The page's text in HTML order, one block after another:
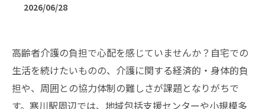
2026/06/28
高齢者介護の負担で心配を感じていませんか？自宅での
生活を続けたいものの、介護に関する経済的・身体的負
担や、周囲との協力体制の難しさが課題となりがちで
す。寒川駅周辺では、地域包括支援センターや小規模多